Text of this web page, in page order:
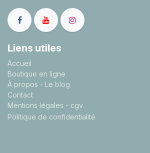
Liens utiles
Accueil
Boutique en ligne
À propos - Le blog
Contact
Mentions légales - cgv
Politique de confidentialité